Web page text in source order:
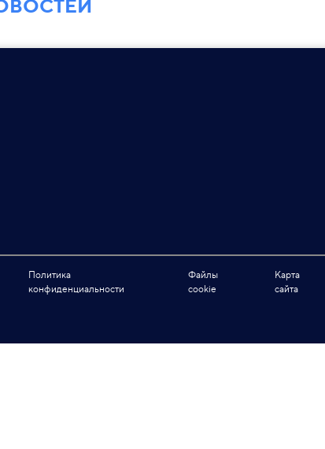
Политика
конфиденциальности
Файлы
cookie
Карта
сайта